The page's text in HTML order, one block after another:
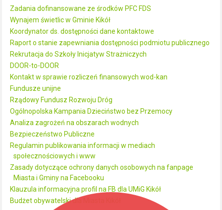
Zadania dofinansowane ze środków PFC FDS
Wynajem świetlic w Gminie Kikół
Koordynator ds. dostępności dane kontaktowe
Raport o stanie zapewniania dostępności podmiotu publicznego
Rekrutacja do Szkoły Inicjatyw Strażniczych
DOOR-to-DOOR
Kontakt w sprawie rozliczeń finansowych wod-kan
Fundusze unijne
Rządowy Fundusz Rozwoju Dróg
Ogólnopolska Kampania Dzieciństwo bez Przemocy
Analiza zagrożeń na obszarach wodnych
Bezpieczeństwo Publiczne
Regulamin publikowania informacji w mediach
społecznościowych i www
Zasady dotyczące ochrony danych osobowych na fanpage
Miasta i Gminy na Facebooku
Klauzula informacyjna profil na FB dla UMiG Kikół
Budżet obywatelski dla Miasta Kikół